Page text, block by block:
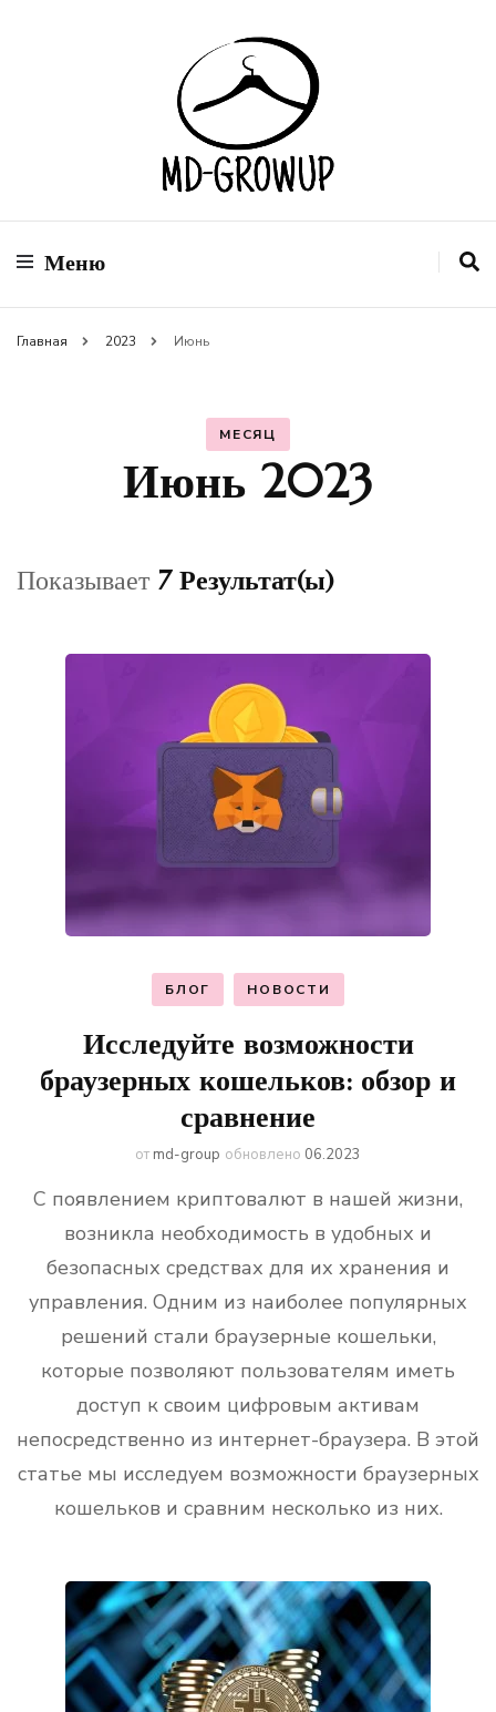
MD-GROWUP
Сеть магазинов модной одежды
Меню
Главная 2023 Июнь
МЕСЯЦ
Июнь 2023
Показывает 7 Результат(ы)
БЛОГ НОВОСТИ
Исследуйте возможности
браузерных кошельков: обзор и
сравнение
от md-group обновлено 06.2023
С появлением криптовалют в нашей жизни,
возникла необходимость в удобных и
безопасных средствах для их хранения и
управления. Одним из наиболее популярных
решений стали браузерные кошельки,
которые позволяют пользователям иметь
доступ к своим цифровым активам
непосредственно из интернет-браузера. В этой
статье мы исследуем возможности браузерных
кошельков и сравним несколько из них.